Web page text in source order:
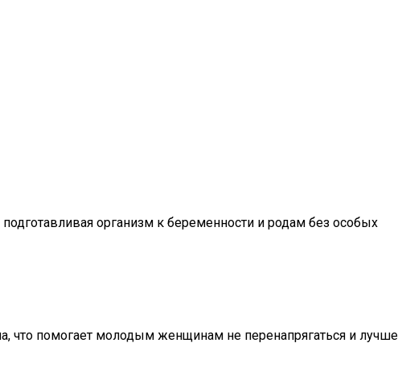
организм к беременности и родам без особых
что помогает молодым женщинам не перенапрягаться и лучше